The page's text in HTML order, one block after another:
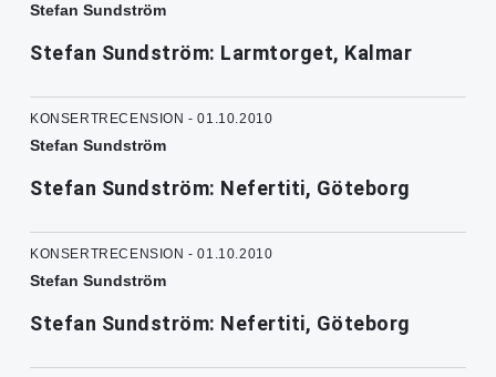
Stefan Sundström
Stefan Sundström: Larmtorget, Kalmar
KONSERTRECENSION - 01.10.2010
Stefan Sundström
Stefan Sundström: Nefertiti, Göteborg
KONSERTRECENSION - 01.10.2010
Stefan Sundström
Stefan Sundström: Nefertiti, Göteborg